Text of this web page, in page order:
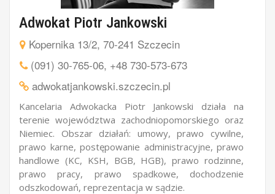
Adwokat Piotr Jankowski
Kopernika 13/2, 70-241 Szczecin
(091) 30-765-06, +48 730-573-673
adwokatjankowski.szczecin.pl
Kancelaria Adwokacka Piotr Jankowski działa na
terenie województwa zachodniopomorskiego oraz
Niemiec. Obszar działań: umowy, prawo cywilne,
prawo karne, postępowanie administracyjne, prawo
handlowe (KC, KSH, BGB, HGB), prawo rodzinne,
prawo pracy, prawo spadkowe, dochodzenie
odszkodowań, reprezentacja w sądzie.